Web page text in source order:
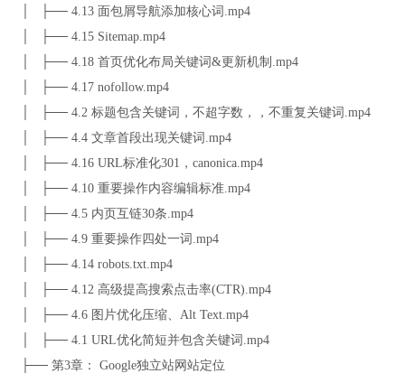
│ ├── 4.13 面包屑导航添加核心词.mp4
│ ├── 4.15 Sitemap.mp4
│ ├── 4.18 首页优化布局关键词&更新机制.mp4
│ ├── 4.17 nofollow.mp4
│ ├── 4.2 标题包含关键词，不超字数，，不重复关键词.mp4
│ ├── 4.4 文章首段出现关键词.mp4
│ ├── 4.16 URL标准化301，canonica.mp4
│ ├── 4.10 重要操作内容编辑标准.mp4
│ ├── 4.5 内页互链30条.mp4
│ ├── 4.9 重要操作四处一词.mp4
│ ├── 4.14 robots.txt.mp4
│ ├── 4.12 高级提高搜索点击率(CTR).mp4
│ ├── 4.6 图片优化压缩、Alt Text.mp4
│ ├── 4.1 URL优化简短并包含关键词.mp4
├── 第3章： Google独立站网站定位